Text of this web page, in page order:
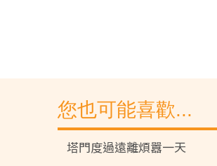
您也可能喜歡...
塔門度過遠離煩囂一天